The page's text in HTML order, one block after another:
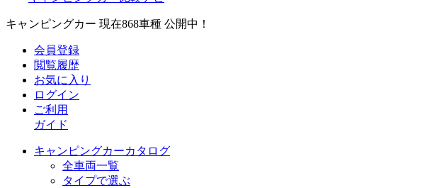
キャンピングカー 現在868車種 公開中！
会員登録
閲覧履歴
お気に入り
ログイン
ご利用
ガイド
キャンピングカーカタログ
全車両一覧
タイプで選ぶ